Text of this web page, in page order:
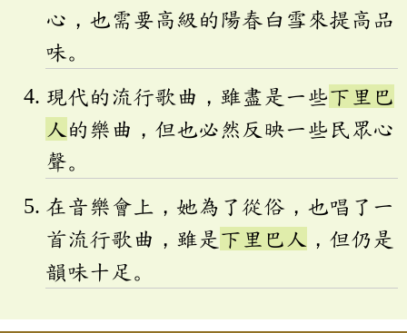
心，也需要高級的陽春白雪來提高品
味。
現代的流行歌曲，雖盡是一些下里巴
人的樂曲，但也必然反映一些民眾心
聲。
在音樂會上，她為了從俗，也唱了一
首流行歌曲，雖是 下里巴人 ，但仍是
韻味十足。